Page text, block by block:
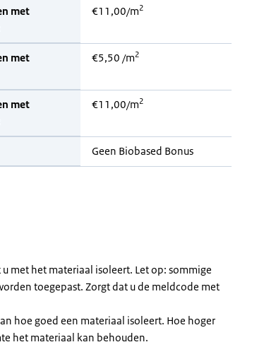
met
€11,00/m2
met
€5,50 /m2
met
€11,00/m2
Geen Biobased Bonus
met het materiaal isoleert. Let op: sommige
toegepast. Zorgt dat u de meldcode met
hoe goed een materiaal isoleert. Hoe hoger
het materiaal kan behouden.